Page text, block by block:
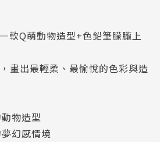
Q萌動物造型+色鉛筆朦朧上
畫出最輕柔、最愉悅的色彩與造
物造型
幻感情境